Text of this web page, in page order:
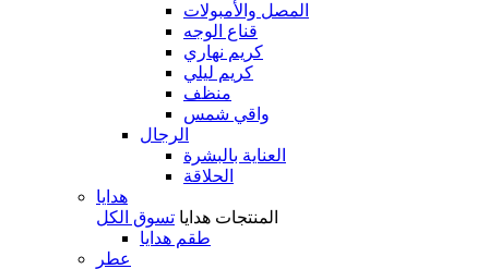
المصل والأمبولات
قناع الوجه
كريم نهاري
كريم ليلي
منظف
واقي شمس
الرجال
العناية بالبشرة
الحلاقة
هدايا
المنتجات هدايا تسوق الكل
طقم هدايا
عطر